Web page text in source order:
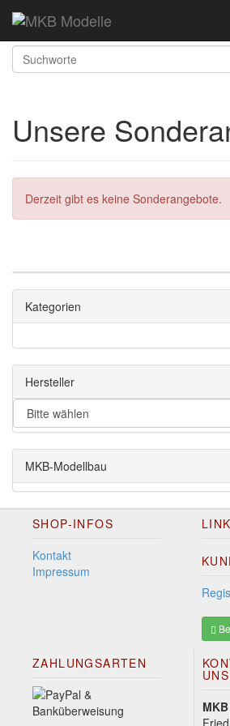
Startseite Angebote
Unsere
Derzeit gibt es keine Sonderangebote.
Kategorien
Hersteller
MKB-Modellbau
SHOP-INFOS
Kontakt
Impressum
ZAHLUNGSARTEN
UNS